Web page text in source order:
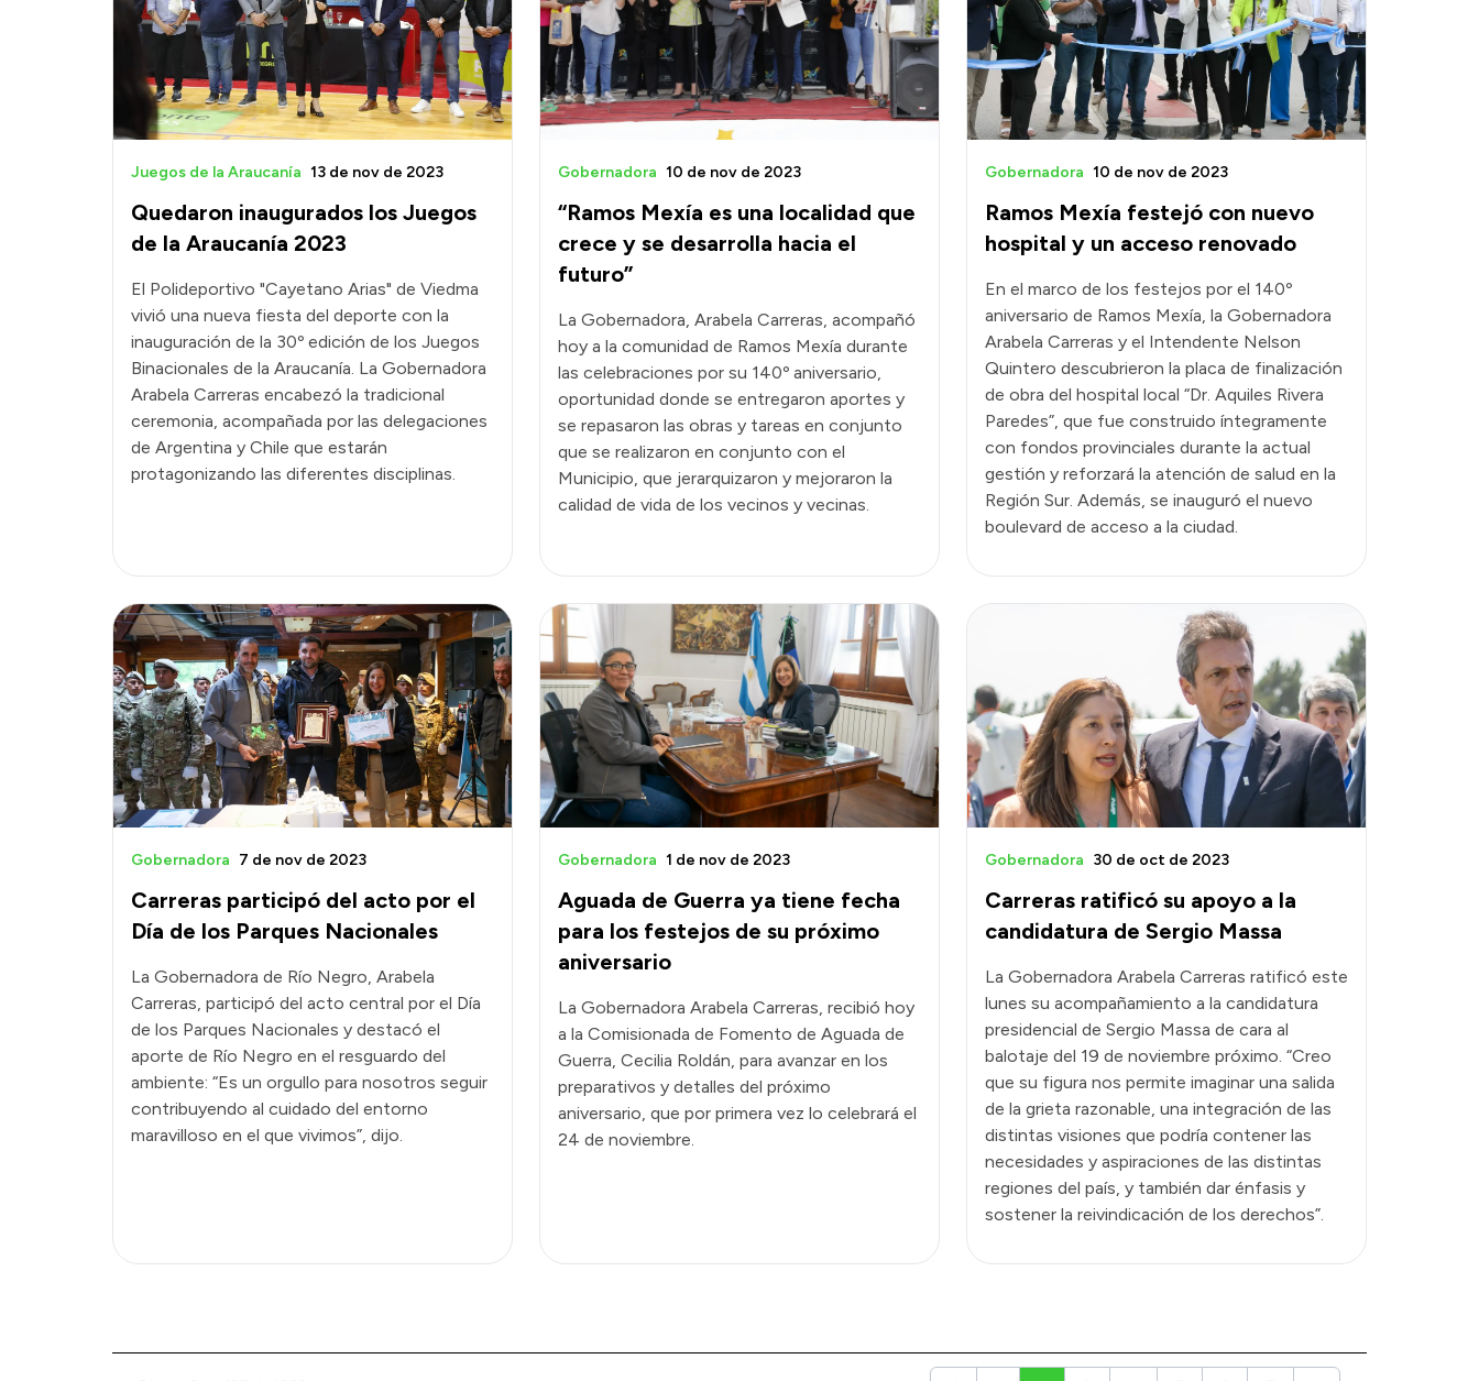
Quedaron inaugurados los Juegos
de la Araucanía 2023
Juegos de la Araucanía 13 de nov de 2023
El Polideportivo "Cayetano Arias" de Viedma
vivió una nueva fiesta del deporte con la
inauguración de la 30º edición de los Juegos
Binacionales de la Araucanía. La Gobernadora
Arabela Carreras encabezó la tradicional
ceremonia, acompañada por las delegaciones
de Argentina y Chile que estarán
protagonizando las diferentes disciplinas.
“Ramos Mexía es una localidad que
crece y se desarrolla hacia el
futuro”
Gobernadora 10 de nov de 2023
La Gobernadora, Arabela Carreras, acompañó
hoy a la comunidad de Ramos Mexía durante
las celebraciones por su 140º aniversario,
oportunidad donde se entregaron aportes y
se repasaron las obras y tareas en conjunto
que se realizaron en conjunto con el
Municipio, que jerarquizaron y mejoraron la
calidad de vida de los vecinos y vecinas.
Ramos Mexía festejó con nuevo
hospital y un acceso renovado
Gobernadora 10 de nov de 2023
En el marco de los festejos por el 140º
aniversario de Ramos Mexía, la Gobernadora
Arabela Carreras y el Intendente Nelson
Quintero descubrieron la placa de finalización
de obra del hospital local “Dr. Aquiles Rivera
Paredes”, que fue construido íntegramente
con fondos provinciales durante la actual
gestión y reforzará la atención de salud en la
Región Sur. Además, se inauguró el nuevo
boulevard de acceso a la ciudad.
Carreras participó del acto por el
Día de los Parques Nacionales
Gobernadora 7 de nov de 2023
La Gobernadora de Río Negro, Arabela
Carreras, participó del acto central por el Día
de los Parques Nacionales y destacó el
aporte de Río Negro en el resguardo del
ambiente: “Es un orgullo para nosotros seguir
contribuyendo al cuidado del entorno
maravilloso en el que vivimos”, dijo.
Aguada de Guerra ya tiene fecha
para los festejos de su próximo
aniversario
Gobernadora 1 de nov de 2023
La Gobernadora Arabela Carreras, recibió hoy
a la Comisionada de Fomento de Aguada de
Guerra, Cecilia Roldán, para avanzar en los
preparativos y detalles del próximo
aniversario, que por primera vez lo celebrará el
24 de noviembre.
Carreras ratificó su apoyo a la
candidatura de Sergio Massa
Gobernadora 30 de oct de 2023
La Gobernadora Arabela Carreras ratificó este
lunes su acompañamiento a la candidatura
presidencial de Sergio Massa de cara al
balotaje del 19 de noviembre próximo. “Creo
que su figura nos permite imaginar una salida
de la grieta razonable, una integración de las
distintas visiones que podría contener las
necesidades y aspiraciones de las distintas
regiones del país, y también dar énfasis y
sostener la reivindicación de los derechos”.